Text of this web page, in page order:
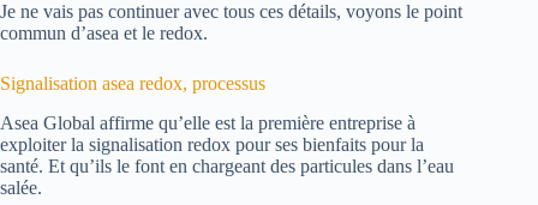
Je ne vais pas continuer avec tous ces détails, voyons le point
commun d’asea et le redox.
Signalisation asea redox, processus
Asea Global affirme qu’elle est la première entreprise à
exploiter la signalisation redox pour ses bienfaits pour la
santé. Et qu’ils le font en chargeant des particules dans l’eau
salée.